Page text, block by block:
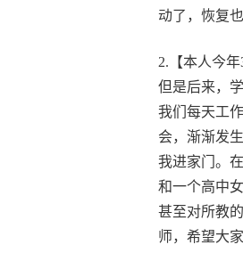
动了，恢复
2.【本人今
但是后来，
我们每天工
会，渐渐发
我进家门。
和一个高中
甚至对所教
师，希望大